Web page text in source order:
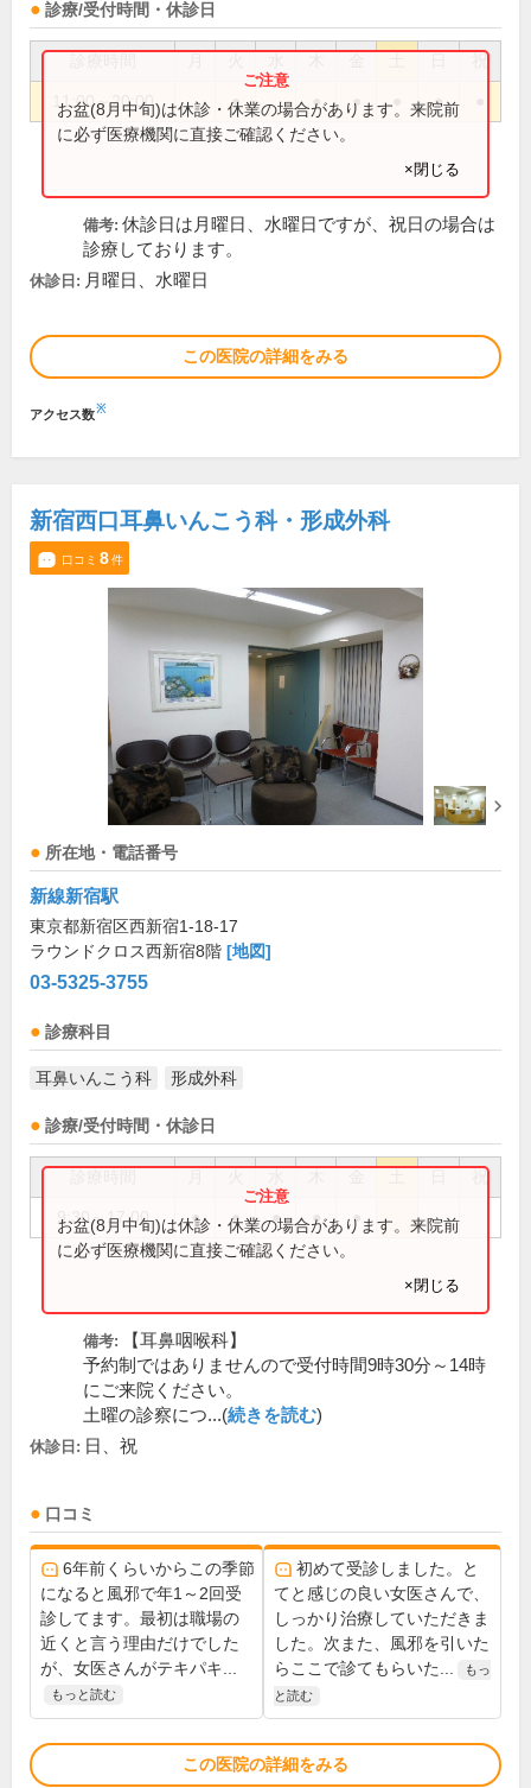
診療/受付時間・休診日
祝
11:00～20:00 ● ● ● ●
お盆(8月中旬)は休診・休業の場合があります。来院前
に必ず医療機関に直接ご確認ください。
×閉じる
備考: 休診日は月曜日、水曜日ですが、祝日の場合は
診療しております。
休診日: 月曜日、水曜日
この医院の詳細をみる
アクセス数※
新宿西口耳鼻いんこう科・形成外科
口コミ 8件
所在地・電話番号
新線新宿駅
東京都新宿区西新宿1-18-17
ラウンドクロス西新宿8階 [地図]
03-5325-3755
診療科目
耳鼻いんこう科 形成外科
診療/受付時間・休診日
祝
9:30～17:00 ● ● ● ● ●
お盆(8月中旬)は休診・休業の場合があります。来院前
に必ず医療機関に直接ご確認ください。
×閉じる
備考:
【耳鼻咽喉科】
予約制ではありませんので受付時間9時30分～14時
にご来院ください。
土曜の診察につ...(続きを読む)
休診日: 日、祝
口コミ
6年前くらいからこの季節
になると風邪で年1～2回受
診してます。最初は職場の
近くと言う理由だけでした
が、女医さんがテキパキ...
もっと読む
初めて受診しました。と
てと感じの良い女医さんで、
しっかり治療していただきま
した。次また、風邪を引いた
らここで診てもらいた...
もっ
と読む
この医院の詳細をみる